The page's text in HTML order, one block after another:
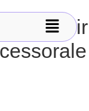
Réussir